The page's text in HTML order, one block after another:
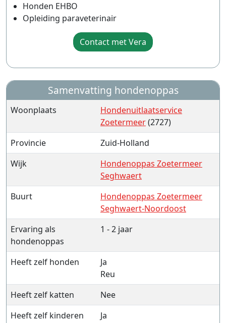
Honden EHBO
Opleiding paraveterinair
Contact met Vera
Samenvatting hondenoppas
Woonplaats
Hondenuitlaatservice
Zoetermeer(2727)
Provincie
Zuid-Holland
Wijk
Hondenoppas Zoetermeer
Seghwaert
Buurt
Hondenoppas Zoetermeer
Seghwaert-Noordoost
Ervaring als
hondenoppas
1 - 2 jaar
Heeft zelf honden
Ja
Reu
Heeft zelf katten
Nee
Heeft zelf kinderen
Ja